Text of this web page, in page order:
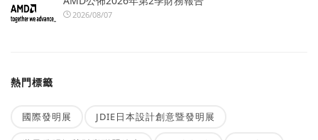
2026/08/07
熱門標籤
國際發明展 JDIE日本設計創意暨發明展